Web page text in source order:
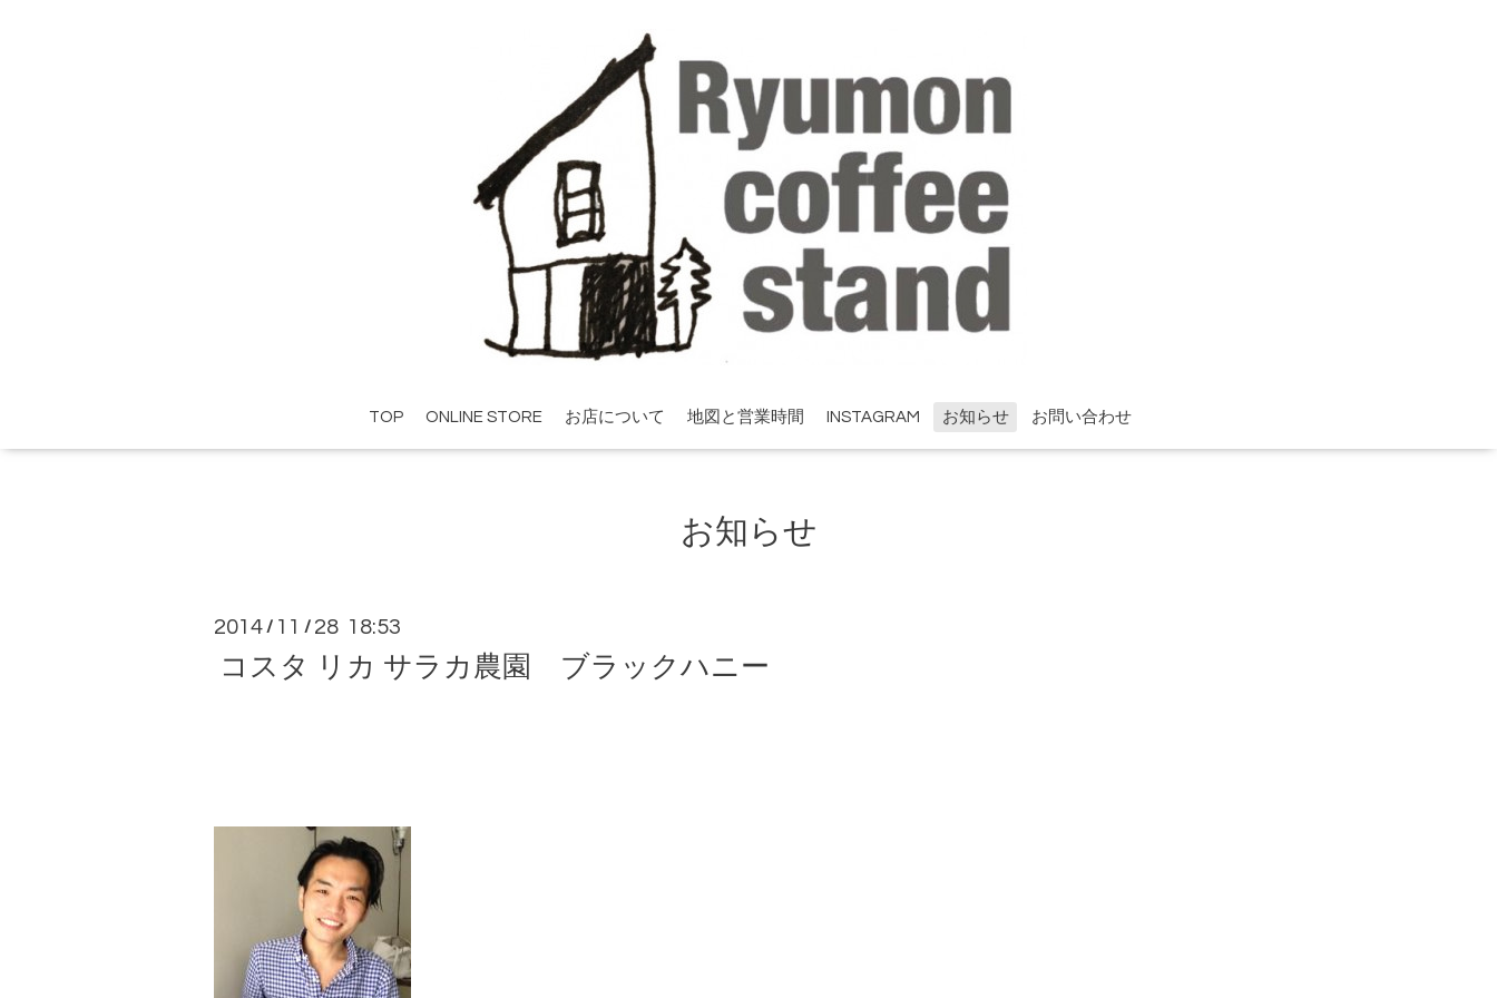
TOP ONLINE STORE お店について 地図と営業時間 INSTAGRAM お知らせ お問い合わせ
お知らせ
2014 / 11 / 28 18:53
コスタ リカ サラカ農園 ブラックハニー